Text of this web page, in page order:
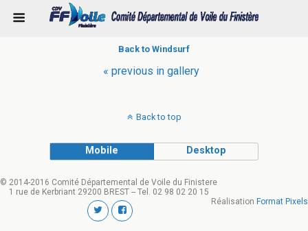
Back to Windsurf
« previous in gallery
Back to top
Mobile Desktop
© 2014-2016 Comité Départemental de Voile du Finistere
1 rue de Kerbriant 29200 BREST -- Tel. 02 98 02 20 15
Réalisation Format Pixels